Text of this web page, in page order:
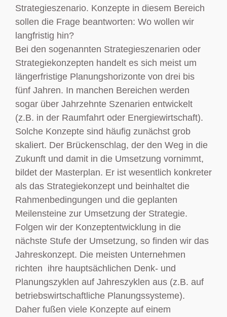
Strategieszenario. Konzepte in diesem Bereich
sollen die Frage beantworten: Wo wollen wir
langfristig hin?
Bei den sogenannten Strategieszenarien oder
Strategiekonzepten handelt es sich meist um
längerfristige Planungshorizonte von drei bis
fünf Jahren. In manchen Bereichen werden
sogar über Jahrzehnte Szenarien entwickelt
(z.B. in der Raumfahrt oder Energiewirtschaft).
Solche Konzepte sind häufig zunächst grob
skaliert. Der Brückenschlag, der den Weg in die
Zukunft und damit in die Umsetzung vornimmt,
bildet der Masterplan. Er ist wesentlich konkreter
als das Strategiekonzept und beinhaltet die
Rahmenbedingungen und die geplanten
Meilensteine zur Umsetzung der Strategie.
Folgen wir der Konzeptentwicklung in die
nächste Stufe der Umsetzung, so finden wir das
Jahreskonzept. Die meisten Unternehmen
richten ihre hauptsächlichen Denk- und
Planungszyklen auf Jahreszyklen aus (z.B. auf
betriebswirtschaftliche Planungssysteme).
Daher fußen viele Konzepte auf einem